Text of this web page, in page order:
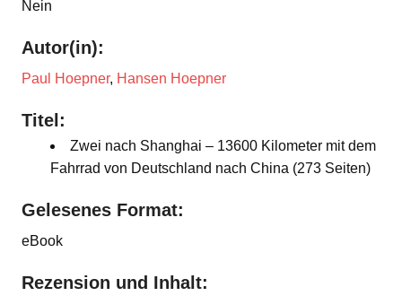
Nein
Autor(in):
Paul Hoepner, Hansen Hoepner
Titel:
Zwei nach Shanghai – 13600 Kilometer mit dem
Fahrrad von Deutschland nach China (273 Seiten)
Gelesenes Format:
eBook
Rezension und Inhalt: